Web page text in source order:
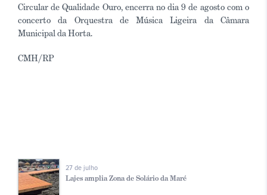
Circular de Qualidade Ouro, encerra no dia 9 de agosto com o
concerto da Orquestra de Música Ligeira da Câmara
Municipal da Horta.
CMH/RP
27 de julho
Lajes amplia Zona de Solário da Maré